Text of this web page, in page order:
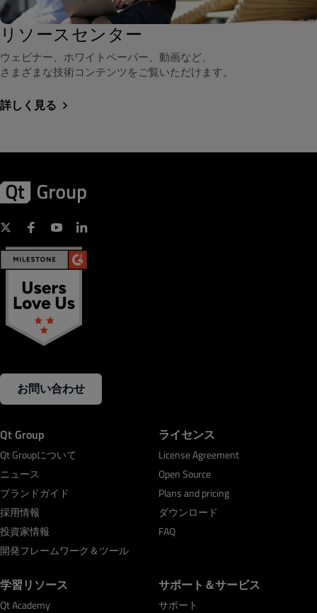
リソースセンター
ウェビナー、ホワイトペーパー、動画など、
さまざまな技術コンテンツをご覧いただけます。
詳しく見る
お問い合わせ
Qt Group
Qt Groupについて
ニュース
ブランドガイド
採用情報
投資家情報
開発フレームワーク＆ツール
ライセンス
License Agreement
Open Source
Plans and pricing
ダウンロード
FAQ
学習リソース
Qt Academy
サポート＆サービス
サポート